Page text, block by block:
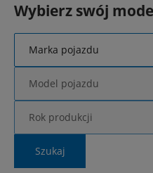
Wybierz swój
Marka pojazdu
Model pojazdu
Rok produkcji
Szukaj